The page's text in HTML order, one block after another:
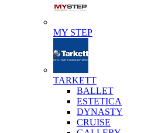
MY STEP
TARKETT
BALLET
ESTETICA
DYNASTY
CRUISE